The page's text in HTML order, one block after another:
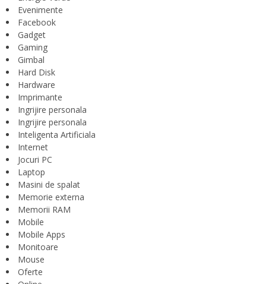
Evenimente
Facebook
Gadget
Gaming
Gimbal
Hard Disk
Hardware
Imprimante
Ingrijire personala
Ingrijire personala
Inteligenta Artificiala
Internet
Jocuri PC
Laptop
Masini de spalat
Memorie externa
Memorii RAM
Mobile
Mobile Apps
Monitoare
Mouse
Oferte